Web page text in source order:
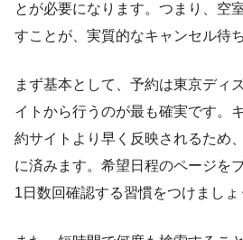
とが必要になります。つまり、空
すことが、実質的なキャンセル待
まず基本として、予約は東京ディ
イトから行うのが最も確実です。
約サイトより早く反映されるため
に済みます。希望日程のページを
1日数回確認する習慣をつけましょ